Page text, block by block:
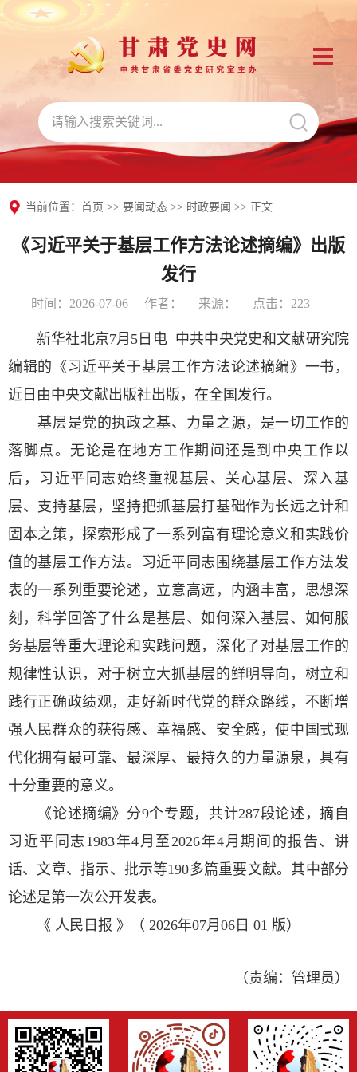
当前位置： 首页 >> 要闻动态 >> 时政要闻 >> 正文
《习近平关于基层工作方法论述摘编》出版
发行
时间：2026-07-06 作者： 来源： 点击： 223
新华社北京7月5日电 中共中央党史和文献研究院
编辑的《习近平关于基层工作方法论述摘编》一书，
近日由中央文献出版社出版，在全国发行。
基层是党的执政之基、力量之源，是一切工作的
落脚点。无论是在地方工作期间还是到中央工作以
后，习近平同志始终重视基层、关心基层、深入基
层、支持基层，坚持把抓基层打基础作为长远之计和
固本之策，探索形成了一系列富有理论意义和实践价
值的基层工作方法。习近平同志围绕基层工作方法发
表的一系列重要论述，立意高远，内涵丰富，思想深
刻，科学回答了什么是基层、如何深入基层、如何服
务基层等重大理论和实践问题，深化了对基层工作的
规律性认识，对于树立大抓基层的鲜明导向，树立和
践行正确政绩观，走好新时代党的群众路线，不断增
强人民群众的获得感、幸福感、安全感，使中国式现
代化拥有最可靠、最深厚、最持久的力量源泉，具有
十分重要的意义。
《论述摘编》分9个专题，共计287段论述，摘自
习近平同志1983年4月至2026年4月期间的报告、讲
话、文章、指示、批示等190多篇重要文献。其中部分
论述是第一次公开发表。
《 人民日报 》（ 2026年07月06日 01 版）
（责编：管理员）